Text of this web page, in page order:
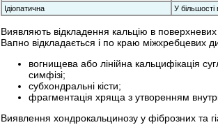
Ідіопатична
У більшості
Виявляють відкладення кальцію в
Вапно відкладається і по краю міжхребцевих
вогнищева або лінійна кальцифікація
симфізі;
субхондральні кісти;
фрагментація хряща з утворенням
Виявлення хондрокальцинозу у фіброзних та